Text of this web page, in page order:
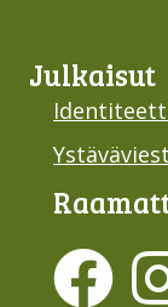
Julkaisut